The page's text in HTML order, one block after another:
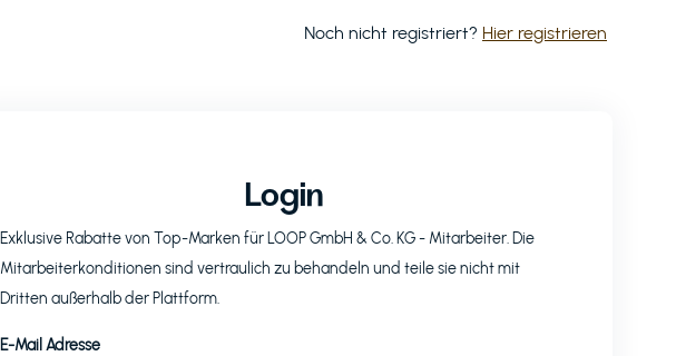
Noch nicht registriert? Hier registrieren
Login
Exklusive Rabatte von Top-Marken für LOOP GmbH & Co. KG- Mitarbeiter. Die
Mitarbeiterkonditionen sind vertraulich zu behandeln und teile sie nicht mit
Dritten außerhalb der Plattform.
E-Mail Adresse